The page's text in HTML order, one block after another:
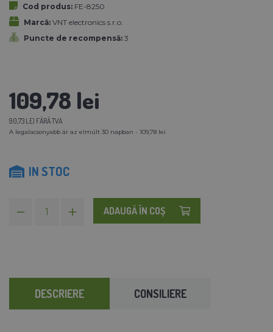
Cod produs: FE-8250
Marcă: VNT electronics s.r.o.
Puncte de recompensă: 3
109,78 lei
90,73 LEI FĂRĂ TVA
A legalacsonyabb ár az elmúlt 30 napban - 109,78 lei
IN STOC
ADAUGĂ ÎN COŞ
DESCRIERE CONSILIERE